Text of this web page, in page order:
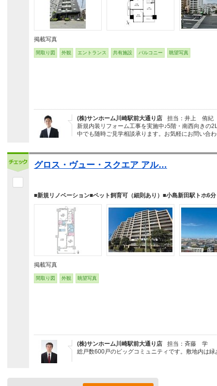
掲載写真
間取り図 外観 エントランス 共有施設 バルコニー 眺望写真
(株)サンホーム川崎駅前大通り店
担当：井上 侑紀
新規内装リフォーム工事を実施中♪5階・南西向きの
中でも随時ご見学相談承ります。お気軽にお問い合
グロス・ヴュー・スクエア アル…
■新規リノベーション■ペット飼育可（細則あり）■小島新田駅トホ6分
掲載写真
間取り図 外観 眺望写真
(株)サンホーム川崎駅前大通り店
担当：斉藤 学
総戸数600戸のビッグコミュニティです。敷地内は